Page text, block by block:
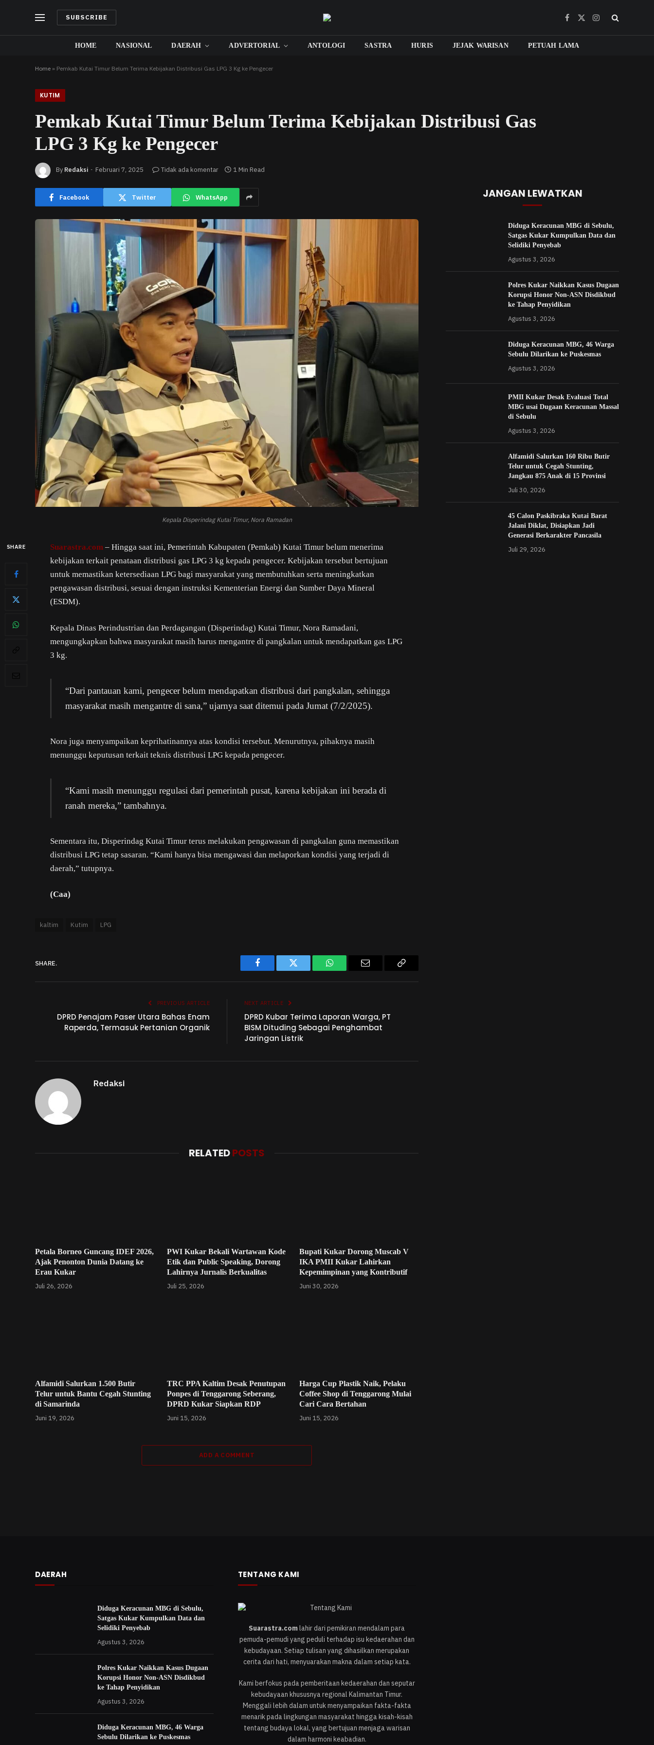
SUBSCRIBE Facebook
X
Instagram
HOME NASIONAL DAERAH ADVERTORIAL ANTOLOGI SASTRA HURIS JEJAK WARISAN PETUAH LAMA
Home » Pemkab Kutai Timur Belum Terima Kebijakan Distribusi Gas LPG 3 Kg ke Pengecer
KUTIM
Pemkab Kutai Timur Belum Terima Kebijakan Distribusi Gas
LPG 3 Kg ke Pengecer
By Redaksi Februari 7, 2025 Tidak ada komentar 1 Min Read
Facebook Twitter WhatsApp
Kepala Disperindag Kutai Timur, Nora Ramadan
SHARE Suarastra.com – Hingga saat ini, Pemerintah Kabupaten (Pemkab) Kutai Timur belum menerima
kebijakan terkait penataan distribusi gas LPG 3 kg kepada pengecer. Kebijakan tersebut bertujuan
untuk memastikan ketersediaan LPG bagi masyarakat yang membutuhkan serta meningkatkan
pengawasan distribusi, sesuai dengan instruksi Kementerian Energi dan Sumber Daya Mineral
(ESDM).
Kepala Dinas Perindustrian dan Perdagangan (Disperindag) Kutai Timur, Nora Ramadani,
mengungkapkan bahwa masyarakat masih harus mengantre di pangkalan untuk mendapatkan gas LPG
3 kg.
“Dari pantauan kami, pengecer belum mendapatkan distribusi dari pangkalan, sehingga
masyarakat masih mengantre di sana,” ujarnya saat ditemui pada Jumat (7/2/2025).
Nora juga menyampaikan keprihatinannya atas kondisi tersebut. Menurutnya, pihaknya masih
menunggu keputusan terkait teknis distribusi LPG kepada pengecer.
“Kami masih menunggu regulasi dari pemerintah pusat, karena kebijakan ini berada di
ranah mereka,” tambahnya.
Sementara itu, Disperindag Kutai Timur terus melakukan pengawasan di pangkalan guna memastikan
distribusi LPG tetap sasaran. “Kami hanya bisa mengawasi dan melaporkan kondisi yang terjadi di
daerah,” tutupnya.
(Caa)
kaltim Kutim LPG
SHARE.
Facebook Twitter WhatsApp
PREVIOUS ARTICLE
DPRD Penajam Paser Utara Bahas Enam
Raperda, Termasuk Pertanian Organik
NEXT ARTICLE
DPRD Kubar Terima Laporan Warga, PT
BISM Dituding Sebagai Penghambat
Jaringan Listrik
Redaksi
RELATEDPOSTS
Petala Borneo Guncang IDEF 2026,
Ajak Penonton Dunia Datang ke
Erau Kukar
Juli 26, 2026
PWI Kukar Bekali Wartawan Kode
Etik dan Public Speaking, Dorong
Lahirnya Jurnalis Berkualitas
Juli 25, 2026
Bupati Kukar Dorong Muscab V
IKA PMII Kukar Lahirkan
Kepemimpinan yang Kontributif
Juni 30, 2026
Alfamidi Salurkan 1.500 Butir
Telur untuk Bantu Cegah Stunting
di Samarinda
Juni 19, 2026
TRC PPA Kaltim Desak Penutupan
Ponpes di Tenggarong Seberang,
DPRD Kukar Siapkan RDP
Juni 15, 2026
Harga Cup Plastik Naik, Pelaku
Coffee Shop di Tenggarong Mulai
Cari Cara Bertahan
Juni 15, 2026
ADD A COMMENT
JANGAN LEWATKAN
Diduga Keracunan MBG di Sebulu,
Satgas Kukar Kumpulkan Data dan
Selidiki Penyebab
Agustus 3, 2026
Polres Kukar Naikkan Kasus Dugaan
Korupsi Honor Non-ASN Disdikbud
ke Tahap Penyidikan
Agustus 3, 2026
Diduga Keracunan MBG, 46 Warga
Sebulu Dilarikan ke Puskesmas
Agustus 3, 2026
PMII Kukar Desak Evaluasi Total
MBG usai Dugaan Keracunan Massal
di Sebulu
Agustus 3, 2026
Alfamidi Salurkan 160 Ribu Butir
Telur untuk Cegah Stunting,
Jangkau 875 Anak di 15 Provinsi
Juli 30, 2026
45 Calon Paskibraka Kutai Barat
Jalani Diklat, Disiapkan Jadi
Generasi Berkarakter Pancasila
Juli 29, 2026
DAERAH
Diduga Keracunan MBG di Sebulu,
Satgas Kukar Kumpulkan Data dan
Selidiki Penyebab
Agustus 3, 2026
Polres Kukar Naikkan Kasus Dugaan
Korupsi Honor Non-ASN Disdikbud
ke Tahap Penyidikan
Agustus 3, 2026
Diduga Keracunan MBG, 46 Warga
Sebulu Dilarikan ke Puskesmas
TENTANG KAMI
Suarastra.comlahir dari pemikiran mendalam para
pemuda-pemudi yang peduli terhadap isu kedaerahan dan
kebudayaan. Setiap tulisan yang dihasilkan merupakan
cerita dari hati, menyuarakan makna dalam setiap kata.
Kami berfokus pada pemberitaan kedaerahan dan seputar
kebudayaan khususnya regional Kalimantan Timur.
Menggali lebih dalam untuk menyampaikan fakta-fakta
menarik pada lingkungan masyarakat hingga kisah-kisah
tentang budaya lokal, yang bertujuan menjaga warisan
dalam harmoni keabadian.